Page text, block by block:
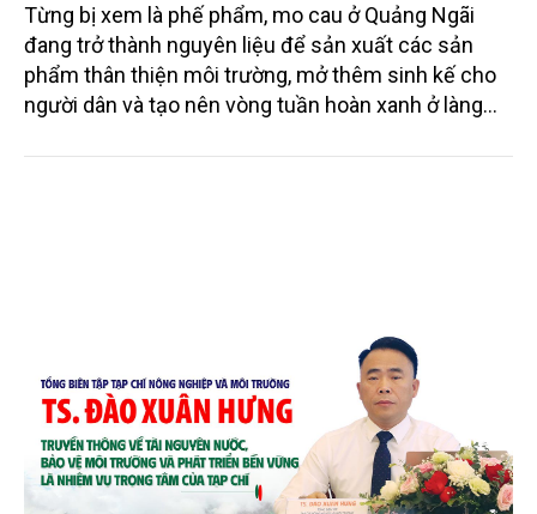
Từng bị xem là phế phẩm, mo cau ở Quảng Ngãi
đang trở thành nguyên liệu để sản xuất các sản
phẩm thân thiện môi trường, mở thêm sinh kế cho
người dân và tạo nên vòng tuần hoàn xanh ở làng
chén, dĩa... từ mo cau đã được thị trường trong nước